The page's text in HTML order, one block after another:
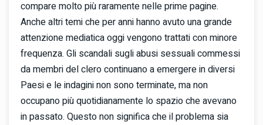
compare molto più raramente nelle prime pagine.
Anche altri temi che per anni hanno avuto una grande
attenzione mediatica oggi vengono trattati con minore
frequenza. Gli scandali sugli abusi sessuali commessi
da membri del clero continuano a emergere in diversi
Paesi e le indagini non sono terminate, ma non
occupano più quotidianamente lo spazio che avevano
in passato. Questo non significa che il problema sia